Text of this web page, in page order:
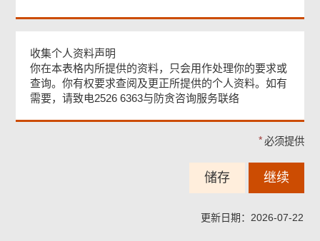
收集个人资料声明
你在本表格内所提供的资料，只会用作处理你的要求或
查询。你有权要求查阅及更正所提供的个人资料。如有
需要，请致电2526 6363与防贪咨询服务联络
必须提供
储存 继续
更新日期：2026-07-22